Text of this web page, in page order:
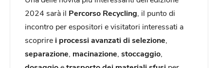
2024 sarà il Percorso Recycling, il punto di
incontro per espositori e visitatori interessati a
scoprire i processi avanzati di selezione,
separazione, macinazione, stoccaggio,